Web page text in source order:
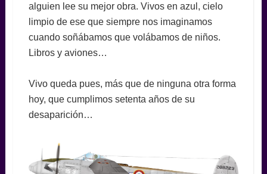
alguien lee su mejor obra. Vivos en azul, cielo
limpio de ese que siempre nos imaginamos
cuando soñábamos que volábamos de niños.
Libros y aviones…
Vivo queda pues, más que de ninguna otra forma
hoy, que cumplimos setenta años de su
desaparición…